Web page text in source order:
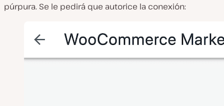
púrpura. Se le pedirá que autorice la conexión: